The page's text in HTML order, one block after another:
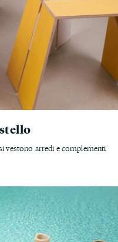
vestono arredi e complementi